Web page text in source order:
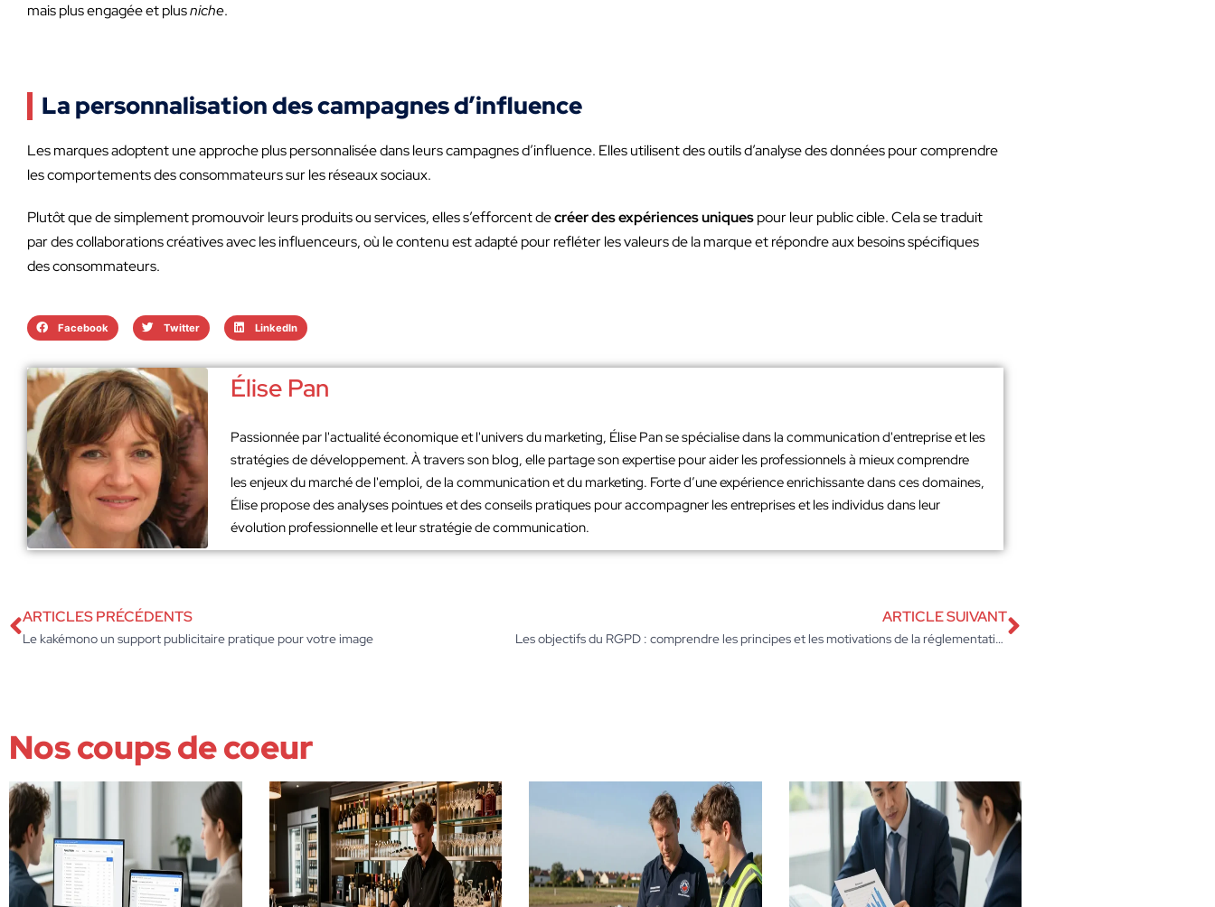
mais plus engagée et plusniche.
La personnalisation des campagnes d’influence
Les marques adoptent une approche plus personnalisée dans leurs campagnes d’influence. Elles utilisent des outils d’analyse des données pour comprendre
les comportements des consommateurs sur les réseaux sociaux.
Plutôt que de simplement promouvoir leurs produits ou services, elles s’efforcent decréer des expériences uniquespour leur public cible. Cela se traduit
par des collaborations créatives avec les influenceurs, où le contenu est adapté pour refléter les valeurs de la marque et répondre aux besoins spécifiques
des consommateurs.
Facebook Twitter LinkedIn
Élise Pan
Passionnée par l'actualité économique et l'univers du marketing, Élise Pan se spécialise dans la communication d'entreprise et les
stratégies de développement. À travers son blog, elle partage son expertise pour aider les professionnels à mieux comprendre
les enjeux du marché de l'emploi, de la communication et du marketing. Forte d’une expérience enrichissante dans ces domaines,
Élise propose des analyses pointues et des conseils pratiques pour accompagner les entreprises et les individus dans leur
évolution professionnelle et leur stratégie de communication.
ARTICLES PRÉCÉDENTS
Le kakémono un support publicitaire pratique pour votre image
ARTICLE SUIVANT
Les objectifs du RGPD : comprendre les principes et les motivations de la réglementation sur la protection des données
Nos coups de coeur